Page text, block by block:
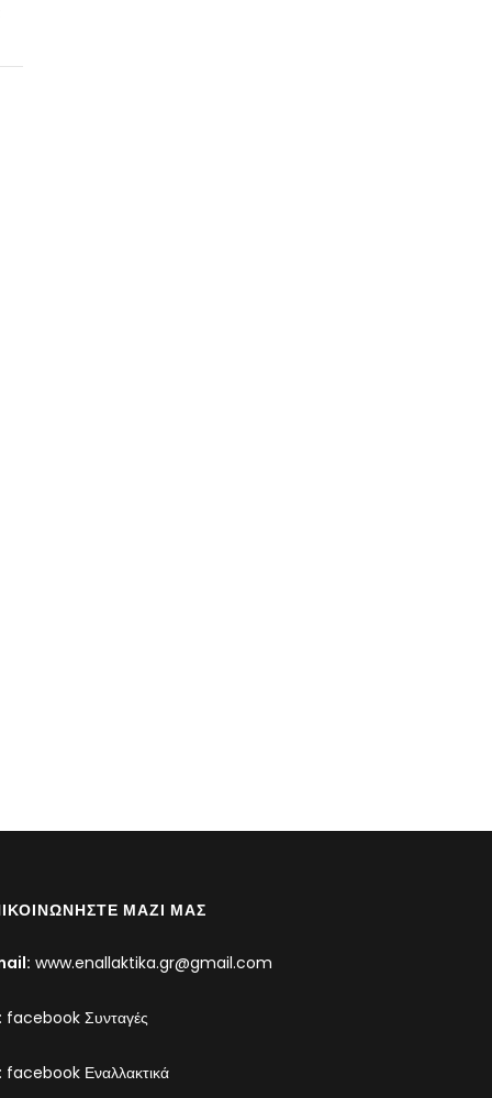
ΜΑΖΊ ΜΑΣ
www.enallaktika.gr@gmail.com
: facebook Συνταγές
: facebook Εναλλακτικά